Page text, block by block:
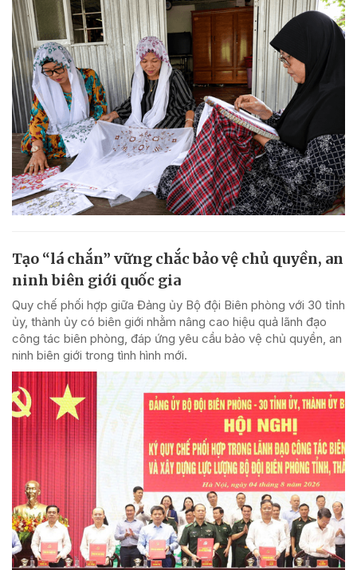
Tạo “lá chắn” vững chắc bảo vệ chủ quyền, an
ninh biên giới quốc gia
Quy chế phối hợp giữa Đảng ủy Bộ đội Biên phòng với 30 tỉnh
ủy, thành ủy có biên giới nhằm nâng cao hiệu quả lãnh đạo
công tác biên phòng, đáp ứng yêu cầu bảo vệ chủ quyền, an
ninh biên giới trong tình hình mới.